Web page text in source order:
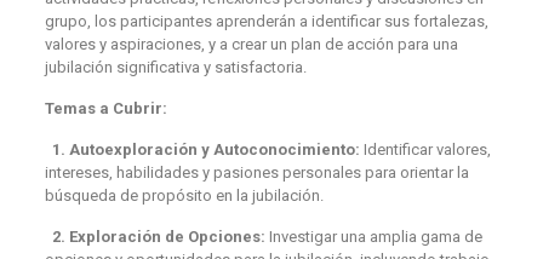
grupo, los participantes aprenderán a identificar sus fortalezas,
valores y aspiraciones, y a crear un plan de acción para una
jubilación significativa y satisfactoria.
Temas a Cubrir:
1. Autoexploración y Autoconocimiento: Identificar valores,
intereses, habilidades y pasiones personales para orientar la
búsqueda de propósito en la jubilación.
2. Exploración de Opciones: Investigar una amplia gama de